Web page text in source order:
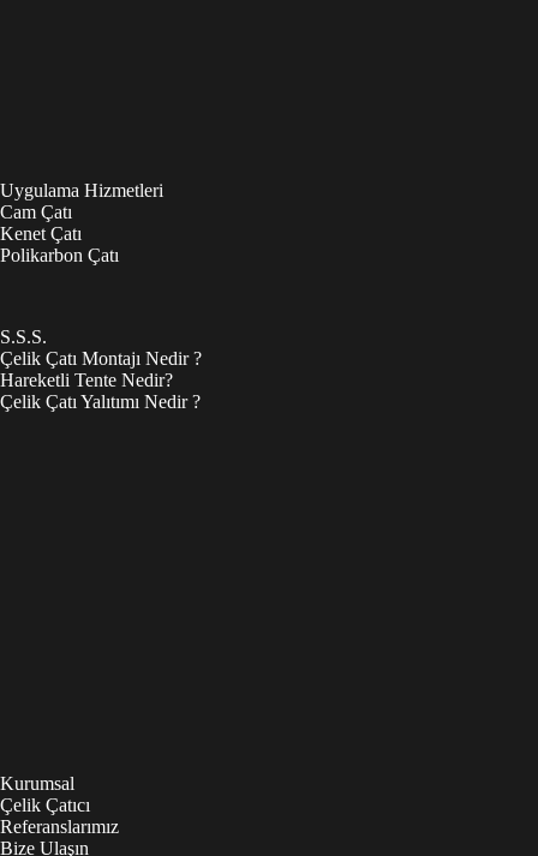
Uygulama Hizmetleri
Cam Çatı
Kenet Çatı
Polikarbon Çatı
S.S.S.
Çelik Çatı Montajı Nedir ?
Hareketli Tente Nedir?
Çelik Çatı Yalıtımı Nedir ?
Kurumsal
Çelik Çatıcı
Referanslarımız
Bize Ulaşın